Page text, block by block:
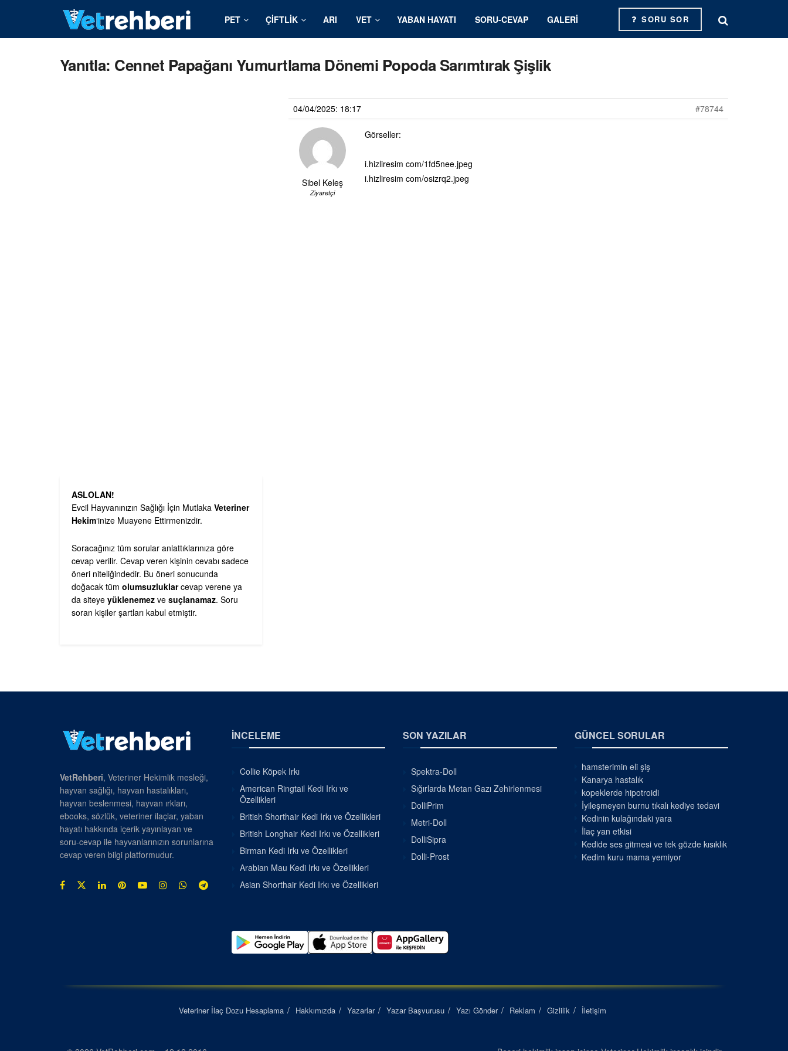
PET ÇIFTLIK ARI VET YABAN HAYATI SORU-CEVAP GALERI SORU SOR
Yanıtla: Cennet Papağanı Yumurtlama Dönemi Popoda Sarımtırak Şişlik
04/04/2025: 18:17 #78744
Sibel Keleş
Ziyaretçi
Görseller:
i.hizliresim com/1fd5nee.jpeg
i.hizliresim com/osizrq2.jpeg
ASLOLAN!
Evcil Hayvanınızın Sağlığı İçin Mutlaka Veteriner
Hekim‘inize Muayene Ettirmenizdir.
Soracağınız tüm sorular anlattıklarınıza göre
cevap verilir. Cevap veren kişinin cevabı sadece
öneri niteliğindedir. Bu öneri sonucunda
doğacak tüm olumsuzluklarcevap verene ya
da siteye yüklenemez ve suçlanamaz. Soru
soran kişiler şartları kabul etmiştir.
VetRehberi, Veteriner Hekimlik mesleği,
hayvan sağlığı, hayvan hastalıkları,
hayvan beslenmesi, hayvan ırkları,
ebooks, sözlük, veteriner ilaçlar, yaban
hayatı hakkında içerik yayınlayan ve
soru-cevap ile hayvanlarınızın sorunlarına
cevap veren bilgi platformudur.
İNCELEME
Collie Köpek Irkı
American Ringtail Kedi Irkı ve
Özellikleri
British Shorthair Kedi Irkı ve Özellikleri
British Longhair Kedi Irkı ve Özellikleri
Birman Kedi Irkı ve Özellikleri
Arabian Mau Kedi Irkı ve Özellikleri
Asian Shorthair Kedi Irkı ve Özellikleri
SON YAZILAR
Spektra-Doll
Sığırlarda Metan Gazı Zehirlenmesi
DolliPrim
Metri-Doll
DolliSipra
Dolli-Prost
GÜNCEL SORULAR
hamsterimin eli şiş
Kanarya hastalık
kopeklerde hipotroidi
İyileşmeyen burnu tıkalı kediye tedavi
Kedinin kulağındaki yara
İlaç yan etkisi
Kedide ses gitmesi ve tek gözde kısıklık
Kedim kuru mama yemiyor
Veteriner İlaç Dozu Hesaplama Hakkımızda Yazarlar Yazar Başvurusu Yazı Gönder Reklam Gizlilik İletişim